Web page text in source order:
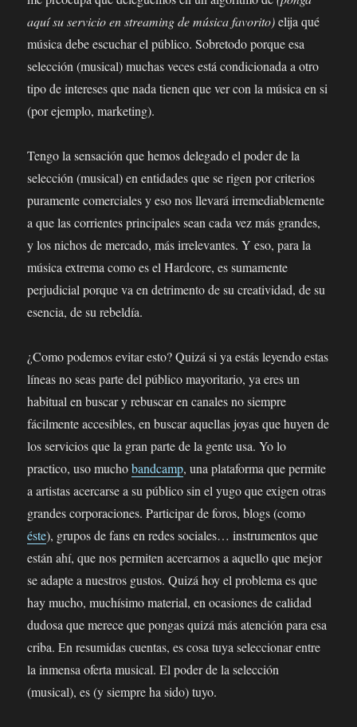
aquí su servicio en streaming de música favorito)elija qué
música debe escuchar el público. Sobretodo porque esa
selección (musical) muchas veces está condicionada a otro
tipo de intereses que nada tienen que ver con la música en si
(por ejemplo, marketing).
Tengo la sensación que hemos delegado el poder de la
selección (musical) en entidades que se rigen por criterios
puramente comerciales y eso nos llevará irremediablemente
a que las corrientes principales sean cada vez más grandes,
y los nichos de mercado, más irrelevantes. Y eso, para la
música extrema como es el Hardcore, es sumamente
perjudicial porque va en detrimento de su creatividad, de su
esencia, de su rebeldía.
¿Como podemos evitar esto? Quizá si ya estás leyendo estas
líneas no seas parte del público mayoritario, ya eres un
habitual en buscar y rebuscar en canales no siempre
fácilmente accesibles, en buscar aquellas joyas que huyen de
los servicios que la gran parte de la gente usa. Yo lo
practico, uso muchobandcamp, una plataforma que permite
a artistas acercarse a su público sin el yugo que exigen otras
grandes corporaciones. Participar de foros, blogs (como
éste), grupos de fans en redes sociales… instrumentos que
están ahí, que nos permiten acercarnos a aquello que mejor
se adapte a nuestros gustos. Quizá hoy el problema es que
hay mucho, muchísimo material, en ocasiones de calidad
dudosa que merece que pongas quizá más atención para esa
criba. En resumidas cuentas, es cosa tuya seleccionar entre
la inmensa oferta musical. El poder de la selección
(musical), es (y siempre ha sido) tuyo.